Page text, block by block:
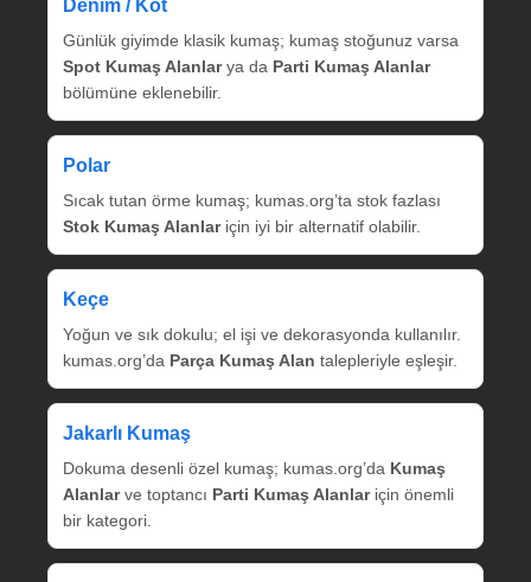
Denim / Kot
Günlük giyimde klasik kumaş; kumaş stoğunuz varsa
Spot Kumaş Alanlarya da Parti Kumaş Alanlar
bölümüne eklenebilir.
Polar
Sıcak tutan örme kumaş; kumas.org’ta stok fazlası
Stok Kumaş Alanlariçin iyi bir alternatif olabilir.
Keçe
Yoğun ve sık dokulu; el işi ve dekorasyonda kullanılır.
kumas.org’da Parça Kumaş Alan talepleriyle eşleşir.
Jakarlı Kumaş
Dokuma desenli özel kumaş; kumas.org’da Kumaş
Alanlarve toptancı Parti Kumaş Alanlariçin önemli
bir kategori.